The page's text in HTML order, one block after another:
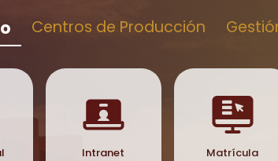
Centros de Producción
Intranet Matrícula